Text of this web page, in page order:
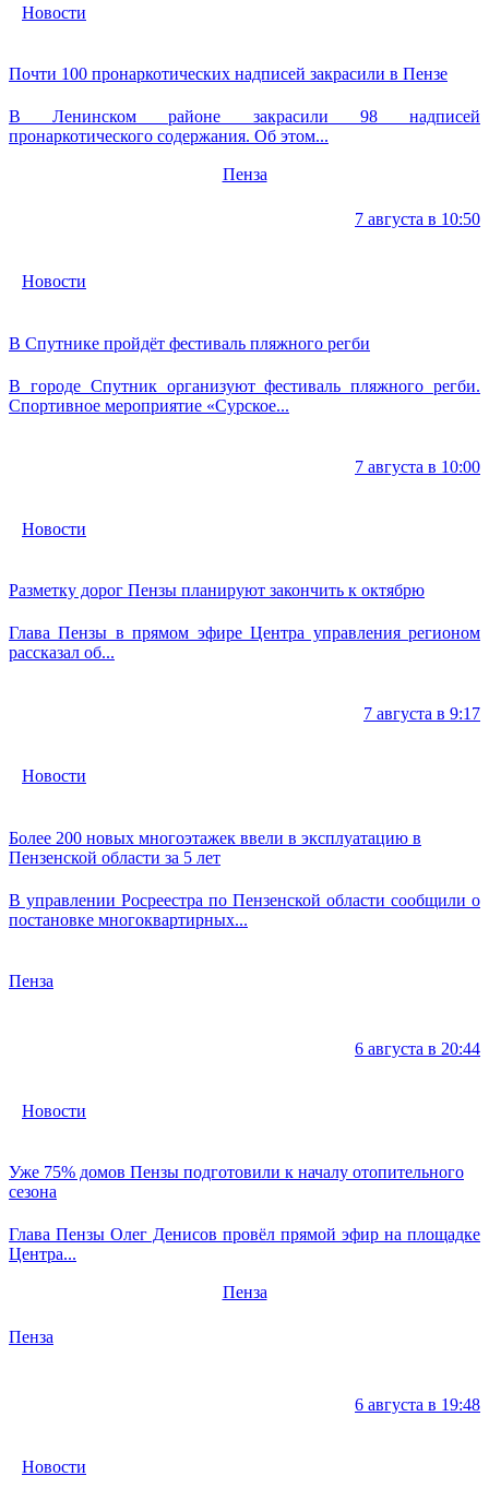
Новости
Почти 100 пронаркотических надписей закрасили в Пензе
В Ленинском районе закрасили 98 надписей
пронаркотического содержания. Об этом...
Пенза
7 августа в 10:50
Новости
В Спутнике пройдёт фестиваль пляжного регби
В городе Спутник организуют фестиваль пляжного регби.
Спортивное мероприятие «Сурское...
7 августа в 10:00
Новости
Разметку дорог Пензы планируют закончить к октябрю
Глава Пензы в прямом эфире Центра управления регионом
рассказал об...
7 августа в 9:17
Новости
Более 200 новых многоэтажек ввели в эксплуатацию в
Пензенской области за 5 лет
В управлении Росреестра по Пензенской области сообщили о
постановке многоквартирных...
Пенза
6 августа в 20:44
Новости
Уже 75% домов Пензы подготовили к началу отопительного
сезона
Глава Пензы Олег Денисов провёл прямой эфир на площадке
Центра...
Пенза
Пенза
6 августа в 19:48
Новости